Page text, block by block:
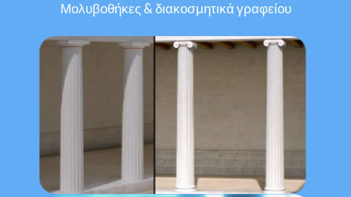
Μολυβοθήκες & διακοσμητικά γραφείου